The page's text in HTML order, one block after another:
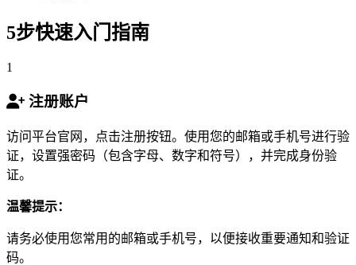
5步快速入门指南
1
注册账户
访问平台官网，点击注册按钮。使用您的邮箱或手机号进行验
证，设置强密码（包含字母、数字和符号），并完成身份验
证。
温馨提示：
请务必使用您常用的邮箱或手机号，以便接收重要通知和验证
码。